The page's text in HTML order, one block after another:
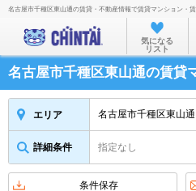
お部屋を
沿
住所
家賃
物
名古屋市千種区東山通の賃貸・不動産情報で賃貸マンション・
気になる
リスト
名古屋市千種区東山通の賃貸
エリア 名古屋市千種区東山通
詳細条件 指定なし
条件保存